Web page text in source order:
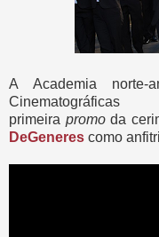
A Academia norte-
primeira promo da
DeGeneres como